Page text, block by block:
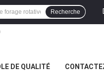
Recherche
DE QUALITÉ